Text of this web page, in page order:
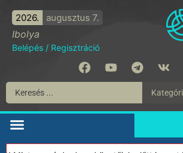
2026. augusztus 7.
Ibolya
Belépés / Regisztráció